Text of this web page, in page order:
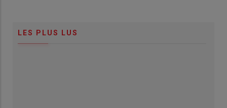
LES PLUS LUS